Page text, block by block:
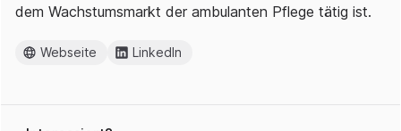
dem Wachstumsmarkt der ambulanten Pflege tätig ist.
Webseite LinkedIn